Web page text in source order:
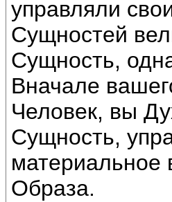
управляли
Сущностей
Сущность,
Вначале
Человек, вы
Сущность,
материальное
Образа.